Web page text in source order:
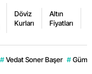
Döviz
Kurları
Altın
Fiyatları
# Vedat Soner Başer #